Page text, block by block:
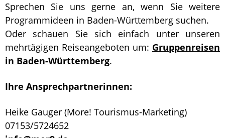
Sprechen Sie uns gerne an, wenn Sie weitere
Programmideen in Baden-Württemberg suchen.
Oder schauen Sie sich einfach unter unseren
mehrtägigen Reiseangeboten um: Gruppenreisen
in Baden-Württemberg.
Ihre Ansprechpartnerinnen:
Heike Gauger (More! Tourismus-Marketing)
07153/5724652